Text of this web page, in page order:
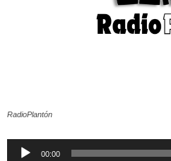
RadioPlantón
Reproductor
00:00